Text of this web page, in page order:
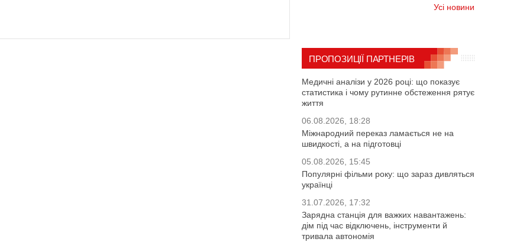
Усі новини
ПРОПОЗИЦІЇ ПАРТНЕРІВ
Медичні аналізи у 2026 році: що показує
статистика і чому рутинне обстеження рятує
життя
06.08.2026, 18:28
Міжнародний переказ ламається не на
швидкості, а на підготовці
05.08.2026, 15:45
Популярні фільми року: що зараз дивляться
українці
31.07.2026, 17:32
Зарядна станція для важких навантажень:
дім під час відключень, інструменти й
тривала автономія